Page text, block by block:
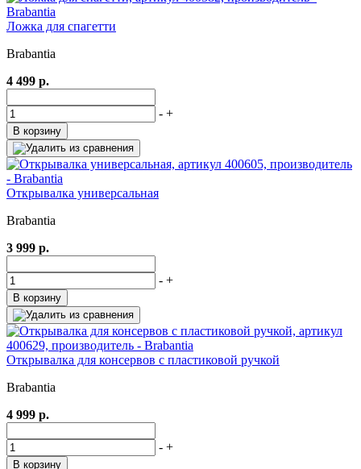
Ложка для спагетти
Brabantia
4 499 р.
- +
В корзину
Открывалка универсальная
Brabantia
3 999 р.
- +
В корзину
Открывалка для консервов с пластиковой ручкой
Brabantia
4 999 р.
- +
В корзину